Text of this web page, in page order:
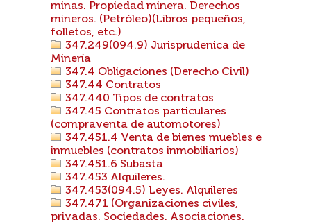
minas. Propiedad minera. Derechos
mineros. (Petróleo)(Libros pequeños,
folletos, etc.)
347.249(094.9) Jurisprudenica de
Minería
347.4 Obligaciones (Derecho Civil)
347.44 Contratos
347.440 Tipos de contratos
347.45 Contratos particulares
(compraventa de automotores)
347.451.4 Venta de bienes muebles e
inmuebles (contratos inmobiliarios)
347.451.6 Subasta
347.453 Alquileres.
347.453(094.5) Leyes. Alquileres
347.471 (Organizaciones civiles,
privadas. Sociedades. Asociaciones.